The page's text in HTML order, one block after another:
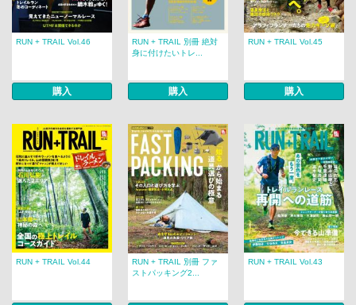
RUN + TRAIL Vol.46
購入
RUN + TRAIL 別冊 絶対
身に付けたいトレ...
購入
RUN + TRAIL Vol.45
購入
RUN + TRAIL Vol.44
RUN + TRAIL 別冊 ファ
ストパッキング2...
RUN + TRAIL Vol.43